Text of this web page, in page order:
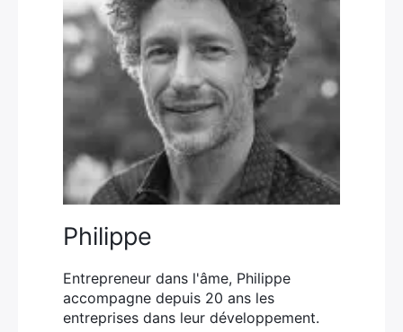
Philippe
Entrepreneur dans l'âme, Philippe
accompagne depuis 20 ans les
entreprises dans leur développement.
×
Rechercher